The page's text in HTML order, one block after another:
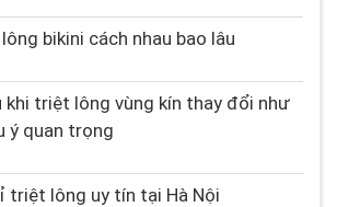
lông bikini cách nhau bao lâu
ý quan trọng
triệt lông uy tín tại Hà Nội